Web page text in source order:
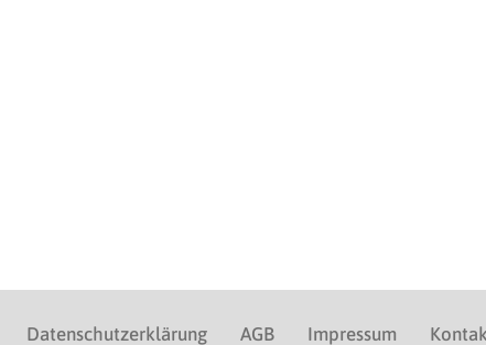
Datenschutzerklärung AGB Impressum